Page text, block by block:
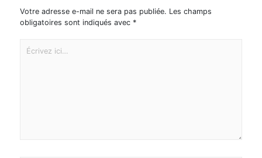
Votre adresse e-mail ne sera pas publiée. Les champs
obligatoires sont indiqués avec *